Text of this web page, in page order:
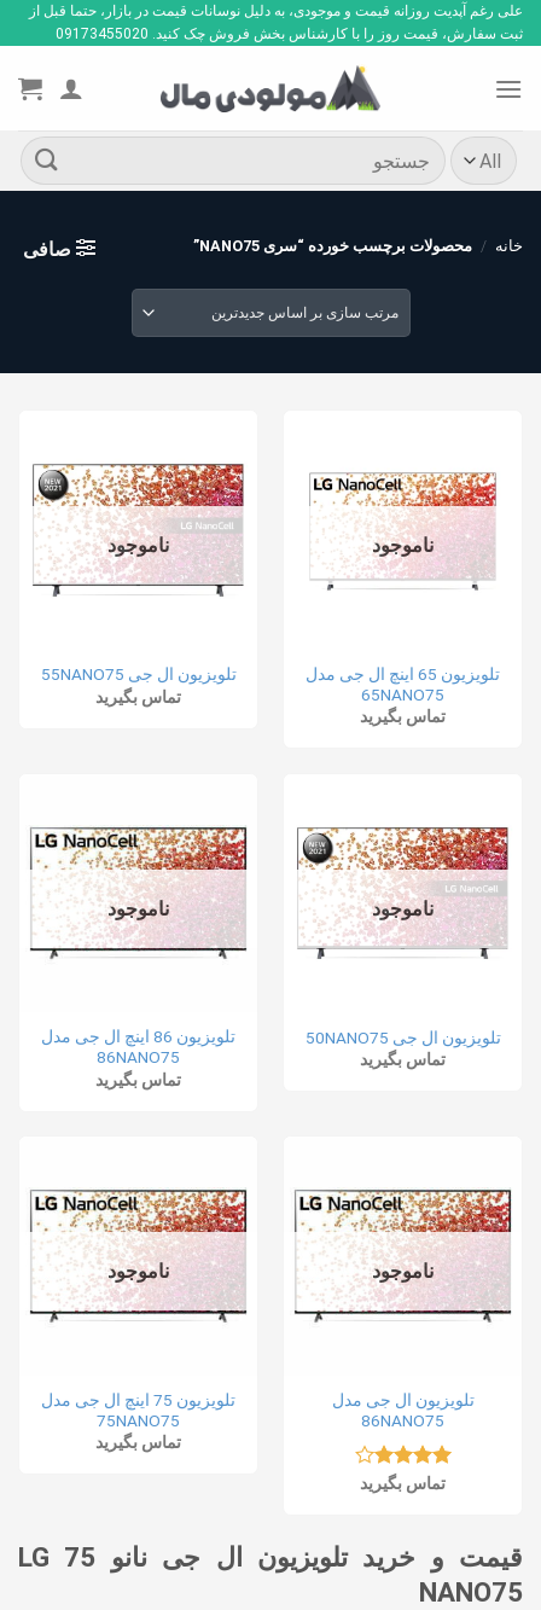
Skip
to
علی رغم آپدیت روزانه قیمت و موجودی، به دلیل نوسانات قیمت در بازار، حتما قبل از
ثبت سفارش، قیمت روز را با کارشناس بخش فروش چک کنید. 09173455020
جستجو
برای:
خانه / محصولات برچسب خورده “سری NANO75” صافی
ناموجود
تلویزیون 65 اینچ ال جی مدل
65NANO75
تماس بگیرید
ناموجود
تلویزیون ال جی 55NANO75
تماس بگیرید
ناموجود
تلویزیون ال جی 50NANO75
تماس بگیرید
ناموجود
تلویزیون 86 اینچ ال جی مدل
86NANO75
تماس بگیرید
ناموجود
تلویزیون ال جی مدل
86NANO75
نمره
تماس بگیرید
ناموجود
تلویزیون 75 اینچ ال جی مدل
75NANO75
تماس بگیرید
قیمت و خرید تلویزیون ال جی نانو 75 LG
NANO75